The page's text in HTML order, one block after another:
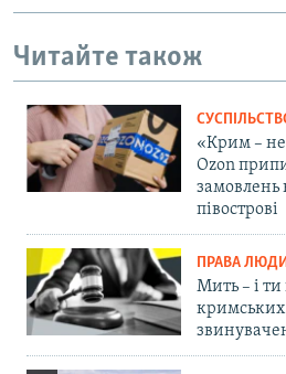
Читайте також
«Крим – не
Ozon
півострові
ПРАВА
Мить – і
кримських